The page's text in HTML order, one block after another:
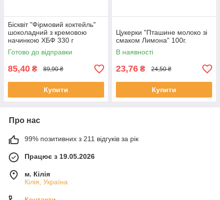
Бісквіт "Фірмовий коктейль"
шоколадний з кремовою
начинкою ХБФ 330 г
Готово до відправки
85,40 ₴ 89,90 ₴
Купити
Цукерки "Пташине молоко зі
смаком Лимона" 100г.
В наявності
23,76 ₴ 24,50 ₴
Купити
Про нас
99% позитивних з 211 відгуків за рік
Працює з 19.05.2026
м. Кілія
Кілія, Україна